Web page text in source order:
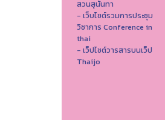
สวนสุนันทา
- เว็บไซต์รวมการประชุม
วิชาการ Conference in
thai
- เว็ปไซต์วารสารบนเว็ป
Thaijo